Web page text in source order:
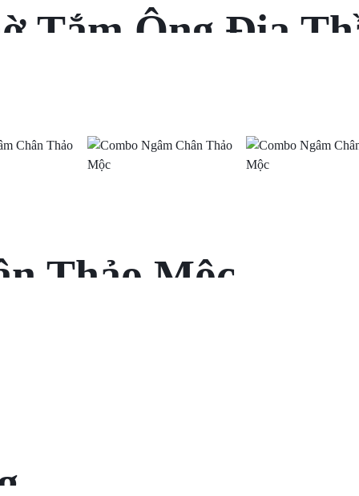
Tắm Ông Địa
Thảo Mộc